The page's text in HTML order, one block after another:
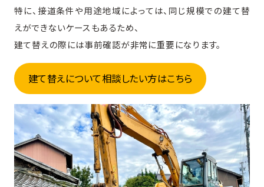
特に、接道条件や用途地域によっては、同じ規模での建て替
えができないケースもあるため、
建て替えの際には事前確認が非常に重要になります。
建て替えについて相談したい方はこちら